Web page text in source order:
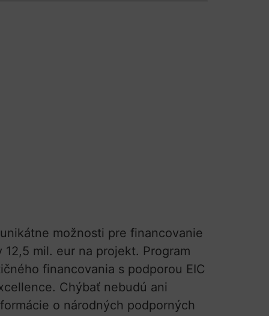
možnosti pre financovanie
mil. eur na projekt. Program
financovania s podporou EIC
Chýbať nebudú ani
o národných podporných